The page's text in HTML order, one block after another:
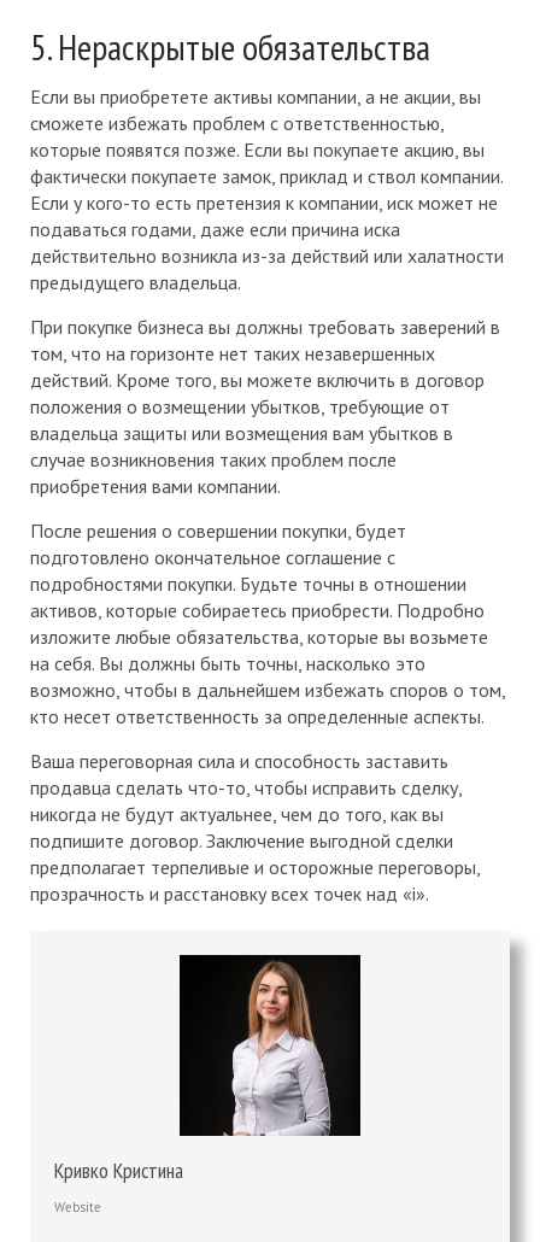
5. Нераскрытые обязательства
Если вы приобретете активы компании, а не акции, вы
сможете избежать проблем с ответственностью,
которые появятся позже. Если вы покупаете акцию, вы
фактически покупаете замок, приклад и ствол компании.
Если у кого-то есть претензия к компании, иск может не
подаваться годами, даже если причина иска
действительно возникла из-за действий или халатности
предыдущего владельца.
При покупке бизнеса вы должны требовать заверений в
том, что на горизонте нет таких незавершенных
действий. Кроме того, вы можете включить в договор
положения о возмещении убытков, требующие от
владельца защиты или возмещения вам убытков в
случае возникновения таких проблем после
приобретения вами компании.
После решения о совершении покупки, будет
подготовлено окончательное соглашение с
подробностями покупки. Будьте точны в отношении
активов, которые собираетесь приобрести. Подробно
изложите любые обязательства, которые вы возьмете
на себя. Вы должны быть точны, насколько это
возможно, чтобы в дальнейшем избежать споров о том,
кто несет ответственность за определенные аспекты.
Ваша переговорная сила и способность заставить
продавца сделать что-то, чтобы исправить сделку,
никогда не будут актуальнее, чем до того, как вы
подпишите договор. Заключение выгодной сделки
предполагает терпеливые и осторожные переговоры,
прозрачность и расстановку всех точек над «i».
Кривко Кристина
Website